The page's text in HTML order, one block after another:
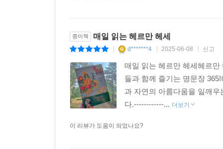
종이책 매일 읽는 헤르만 헤세
d*******4 2025-06-08 신고
매일 읽는 헤르만 헤세헤르
들과 함께 즐기는 명문장
과 자연의 아름다움을 일깨
다.------------... 더보기
이 리뷰가 도움이 되었나요?